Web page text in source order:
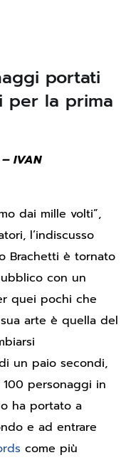
portati
per la prima
– IVAN
dai mille volti”,
l’indiscusso
Brachetti è tornato
con un
quei pochi che
arte è quella del
un paio secondi,
personaggi in
ha portato a
e ad entrare
come più